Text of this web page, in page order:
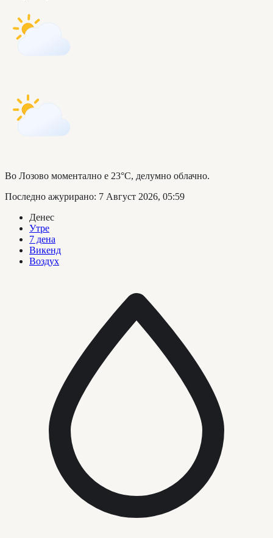
Во Лозово моментално е 23°C, делумно облачно.
Последно ажурирано: 7 Август 2026, 05:59
Денес
Утре
7 дена
Викенд
Воздух